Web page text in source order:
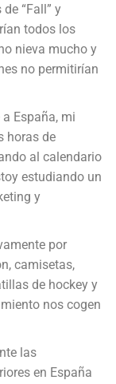
“Fall” y
todos los
nieva mucho y
no permitirían
España, mi
horas de
al calendario
estudiando un
y
por
camisetas,
de hockey y
nos cogen
las
en España